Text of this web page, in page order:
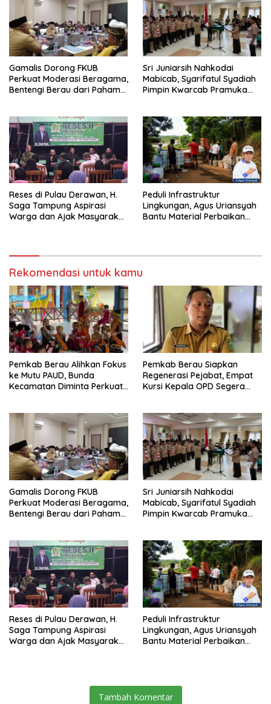
Gamalis Dorong FKUB
Perkuat Moderasi Beragama,
Bentengi Berau dari Paham
Sri Juniarsih Nahkodai
Mabicab, Syarifatul Syadiah
Pimpin Kwarcab Pramuka
Reses di Pulau Derawan, H.
Saga Tampung Aspirasi
Warga dan Ajak Masyarakat
Peduli Infrastruktur
Lingkungan, Agus Uriansyah
Bantu Material Perbaikan
Rekomendasi untuk kamu
Pemkab Berau Alihkan Fokus
ke Mutu PAUD, Bunda
Kecamatan Diminta Perkuat
Pemkab Berau Siapkan
Regenerasi Pejabat, Empat
Kursi Kepala OPD Segera
Gamalis Dorong FKUB
Perkuat Moderasi Beragama,
Bentengi Berau dari Paham
Sri Juniarsih Nahkodai
Mabicab, Syarifatul Syadiah
Pimpin Kwarcab Pramuka
Reses di Pulau Derawan, H.
Saga Tampung Aspirasi
Warga dan Ajak Masyarakat
Peduli Infrastruktur
Lingkungan, Agus Uriansyah
Bantu Material Perbaikan
Tambah Komentar